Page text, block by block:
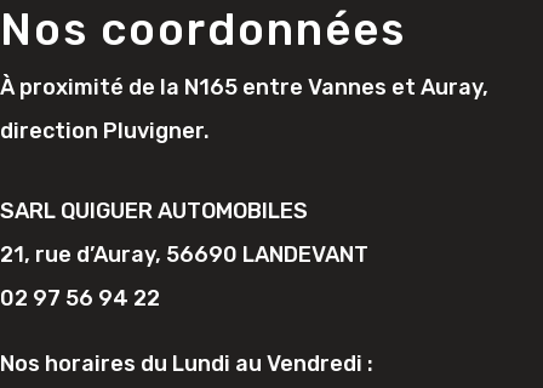
Nos coordonnées
À proximité de la N165 entre Vannes et Auray,
direction Pluvigner.
SARL QUIGUER AUTOMOBILES
21, rue d’Auray, 56690 LANDEVANT
02 97 56 94 22
Nos horaires du Lundi au Vendredi :